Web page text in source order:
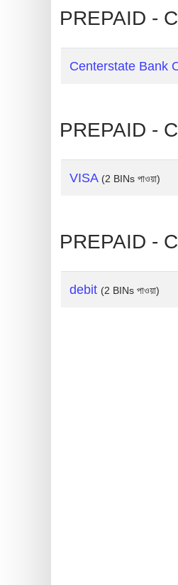
Card
from
BIN
Credit
Service
What
IP
Address
?
IP
PREPAID -
Centerstate Bank
PREPAID -
VISA (2 BINs পাওয়া)
PREPAID -
debit (2 BINs পাওয়া)